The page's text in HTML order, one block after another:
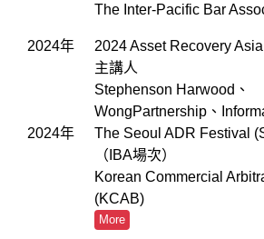
The Inter-Pacific Bar
2024年
2024 Asset Recovery Asia
主講人
Stephenson Harwood、
WongPartnership、
2024年
The Seoul ADR Festival
（IBA場次）
Korean Commercial
(KCAB)
More